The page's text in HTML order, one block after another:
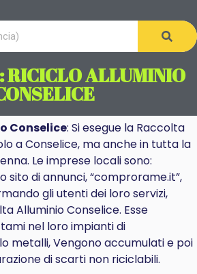
RICICLO ALLUMINIO
Conselice: Si esegue la Raccolta
a Conselice, ma anche in tutta la
Le imprese locali sono:
sito di annunci, “comprorame.it”,
gli utenti dei loro servizi,
Alluminio Conselice. Esse
nel loro impianti di
metalli, Vengono accumulati e poi
di scarti non riciclabili.